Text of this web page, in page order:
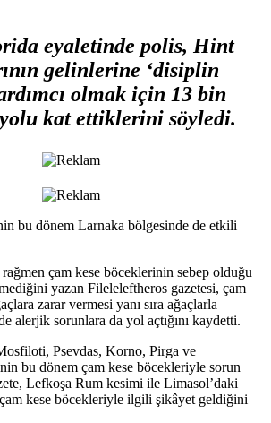
eyaletinde polis, Hint
gelinlerine ‘disiplin
olmak için 13 bin
kat ettiklerini söyledi.
bu dönem Larnaka bölgesinde de etkili
çam kese böceklerinin sebep olduğu
yazan Fileleleftheros gazetesi, çam
zarar vermesi yanı sıra ağaçlarla
alerjik sorunlara da yol açtığını kaydetti.
Psevdas, Korno, Pirga ve
bu dönem çam kese böcekleriyle sorun
Lefkoşa Rum kesimi ile Limasol’daki
kese böcekleriyle ilgili şikâyet geldiğini